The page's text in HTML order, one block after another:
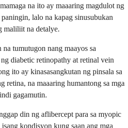
na ito ay maaaring magdulot ng
lalo na kapag sinusubukan
maliliit na detalye.
tumutugon nang maayos sa
diabetic retinopathy at retinal vein
ito ay kinasasangkutan ng pinsala sa
retina, na maaaring humantong sa mga
gagamutin.
din ng aflibercept para sa myopic
kondisyon kung saan ang mga